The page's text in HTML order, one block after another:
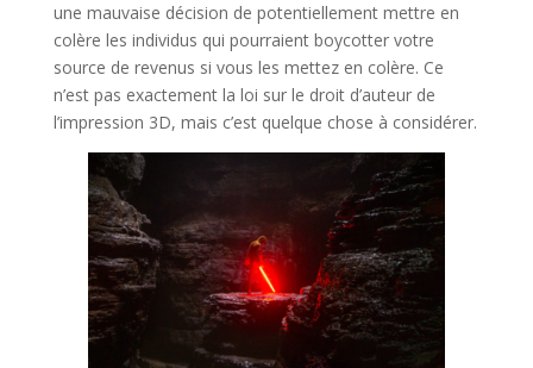
une mauvaise décision de potentiellement mettre en
colère les individus qui pourraient boycotter votre
source de revenus si vous les mettez en colère. Ce
n’est pas exactement la loi sur le droit d’auteur de
l’impression 3D, mais c’est quelque chose à considérer.